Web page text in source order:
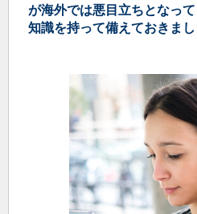
が海外では悪目立ちとなっ
知識を持って備えておきまし